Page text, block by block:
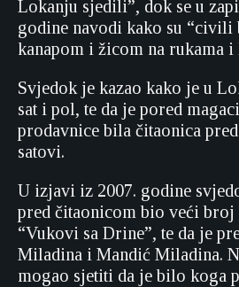
Lokanju sjedili”, dok se u
godine navodi kako su “civili
kanapom i žicom na rukama i
Svjedok je kazao kako je u
sat i pol, te da je pored
prodavnice bila čitaonica
satovi.
U izjavi iz 2007. godine
pred čitaonicom bio veći broj
“Vukovi sa Drine”, te da je
Miladina i Mandić Miladina.
mogao sjetiti da je bilo koga